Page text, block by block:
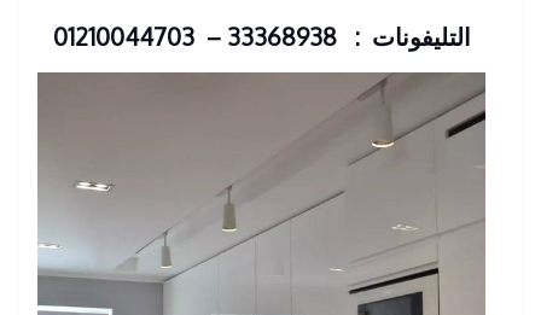
التليفونات : 33368938 – 01210044703